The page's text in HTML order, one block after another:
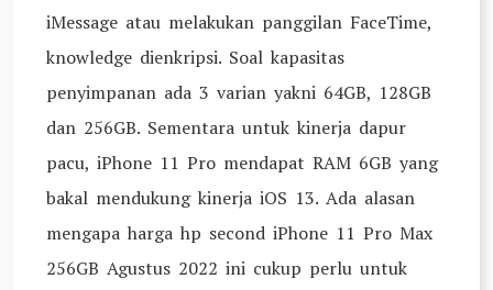
iMessage atau melakukan panggilan FaceTime,
knowledge dienkripsi. Soal kapasitas
penyimpanan ada 3 varian yakni 64GB, 128GB
dan 256GB. Sementara untuk kinerja dapur
pacu, iPhone 11 Pro mendapat RAM 6GB yang
bakal mendukung kinerja iOS 13. Ada alasan
mengapa harga hp second iPhone 11 Pro Max
256GB Agustus 2022 ini cukup perlu untuk